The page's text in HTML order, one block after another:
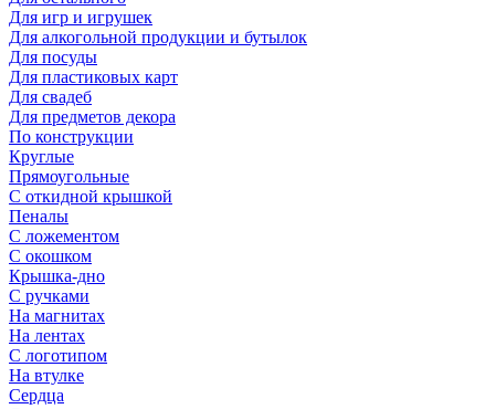
Для игр и игрушек
Для алкогольной продукции и бутылок
Для посуды
Для пластиковых карт
Для свадеб
Для предметов декора
По конструкции
Круглые
Прямоугольные
С откидной крышкой
Пеналы
С ложементом
С окошком
Крышка-дно
С ручками
На магнитах
На лентах
С логотипом
На втулке
Сердца